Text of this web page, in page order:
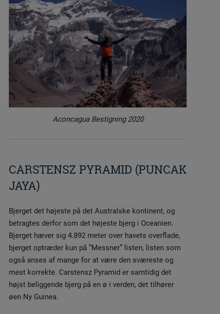
Aconcagua Bestigning 2020
CARSTENSZ PYRAMID (PUNCAK
JAYA)
Bjerget det højeste på det Australske kontinent, og
betragtes derfor som det højeste bjerg i Oceanien.
Bjerget hæver sig 4.892 meter over havets overflade,
bjerget optræder kun på ”Messner” listen, listen som
også anses af mange for at være den sværeste og
mest korrekte. Carstensz Pyramid er samtidig det
højst beliggende bjerg på en ø i verden, det tilhører
øen Ny Guinea.